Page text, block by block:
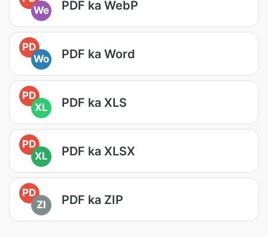
We
PDF ka WebP
PD
Wo
PDF ka Word
PD
XL
PDF ka XLS
PD
XL
PDF ka XLSX
PD
ZI
PDF ka ZIP